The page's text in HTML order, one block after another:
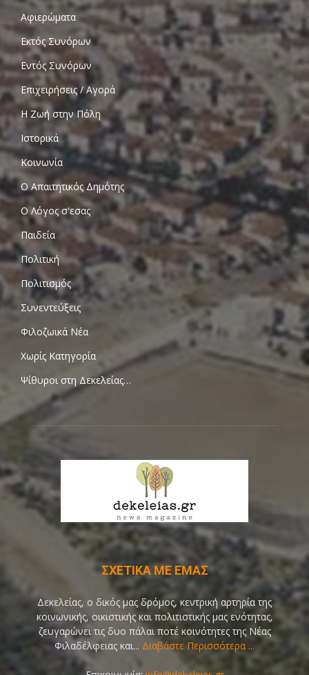
Αφιερώματα
Εκτός Συνόρων
Εντός Συνόρων
Επιχειρήσεις / Αγορά
Η Ζωή στην Πόλη
Ιστορικά
Κοινωνία
Ο Απαιτητικός Δημότης
Ο Λόγος σ'εσας
Παιδεία
Πολιτική
Πολιτισμός
Συνεντεύξεις
Φιλοζωικά Νέα
Χωρίς Κατηγορία
Ψίθυροι στη Δεκελείας…
ΣΧΕΤΙΚΑ ΜΕ ΕΜΑΣ
Δεκελείας, ο δικός μας δρόμος, κεντρική αρτηρία της
κοινωνικής, οικιστικής και πολιτιστικής μας ενότητας,
ζευγαρώνει τις δυο πάλαι ποτέ κοινότητες της Νέας
Φιλαδέλφειας και... Διαβάστε Περισσότερα ...